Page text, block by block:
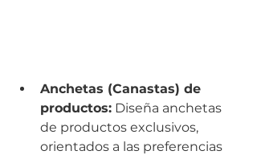
Anchetas (Canastas) de
productos: Diseña anchetas
de productos exclusivos,
orientados a las preferencias